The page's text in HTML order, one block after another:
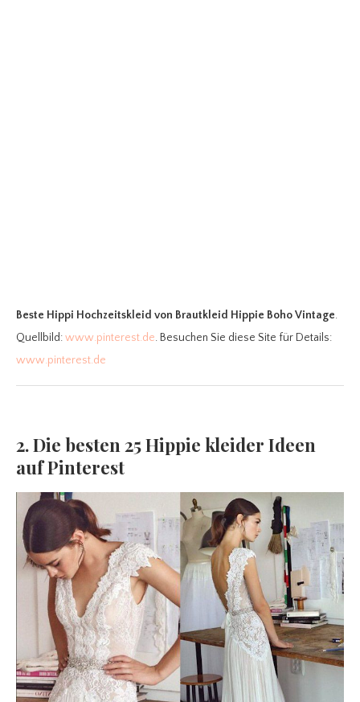
Beste Hippi Hochzeitskleid von Brautkleid Hippie Boho Vintage.
Quellbild:www.pinterest.de. Besuchen Sie diese Site für Details:
www.pinterest.de
2. Die besten 25 Hippie kleider Ideen
auf Pinterest